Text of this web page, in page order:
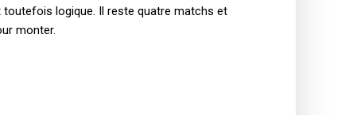
toutefois logique. Il reste quatre matchs et
monter.